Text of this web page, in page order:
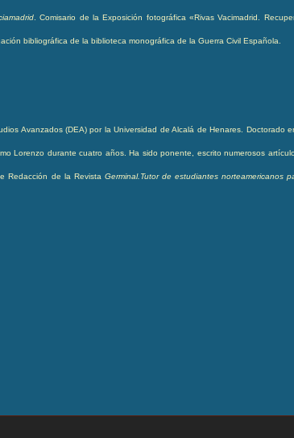
. Comisario de la Exposición fotográfica «Rivas Vacimadrid.
bibliográfica de la biblioteca monográfica de la Guerra Civil Española.
Avanzados (DEA) por la Universidad de Alcalá de Henares. Doctorado
Lorenzo durante cuatro años. Ha sido ponente, escrito numerosos
Redacción de la Revista Germinal.Tutor de estudiantes norteamericanos